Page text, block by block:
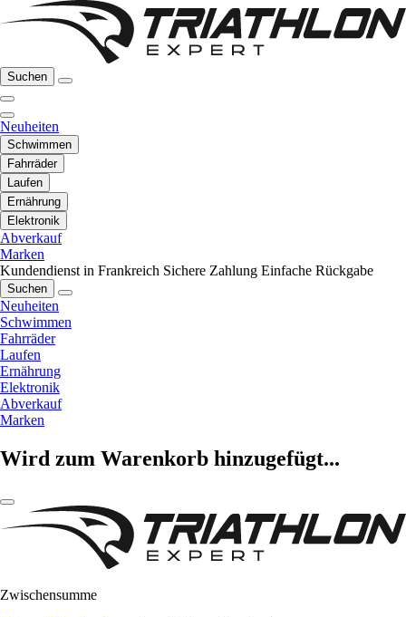
Suchen
Neuheiten
Schwimmen
Fahrräder
Laufen
Ernährung
Elektronik
Abverkauf
Marken
Kundendienst in Frankreich Sichere Zahlung Einfache Rückgabe
Suchen
Neuheiten
Schwimmen
Fahrräder
Laufen
Ernährung
Elektronik
Abverkauf
Marken
Wird zum Warenkorb hinzugefügt...
Zwischensumme